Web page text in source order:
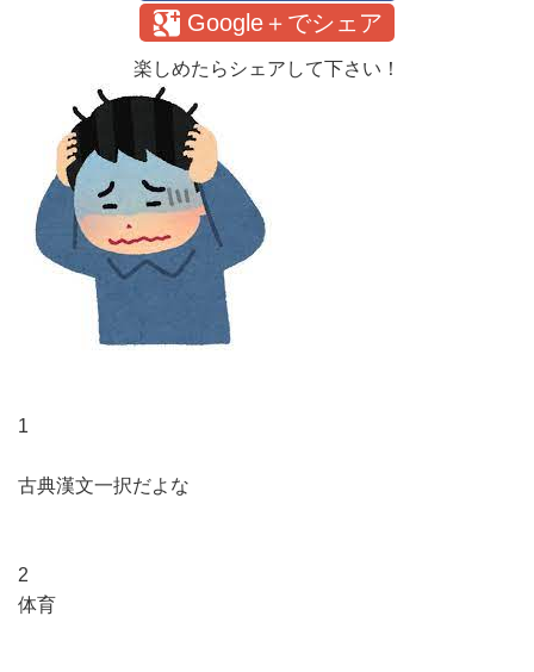
Google＋でシェア
楽しめたらシェアして下さい！
1
古典漢文一択だよな
2
体育